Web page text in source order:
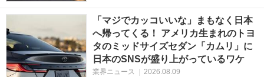
「マジでカッコいいな」まもなく日本
へ帰ってくる！ アメリカ生まれのトヨ
タのミッドサイズセダン「カムリ」に
日本のSNSが盛り上がっているワケ
業界ニュース 2026.08.09